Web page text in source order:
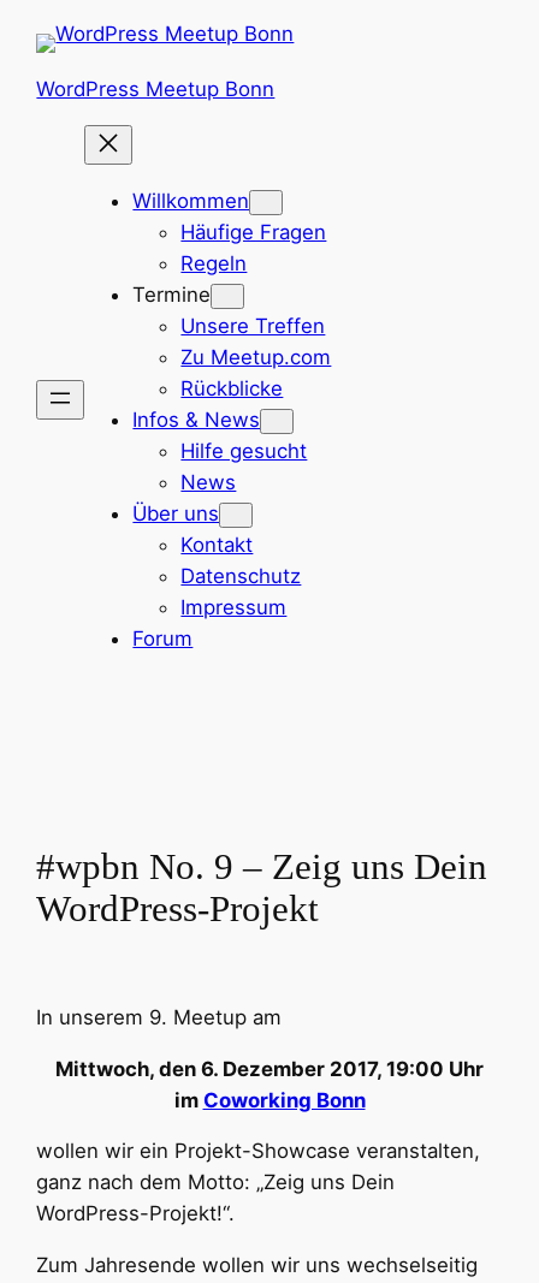
Inhalt
springen
WordPress Meetup Bonn
Willkommen
Häufige Fragen
Regeln
Termine
Unsere Treffen
Zu Meetup.com
Rückblicke
Infos & News
Hilfe gesucht
News
Über uns
Kontakt
Datenschutz
Impressum
Forum
#wpbn No. 9 – Zeig uns Dein
WordPress-Projekt
In unserem 9. Meetup am
Mittwoch, den 6. Dezember 2017, 19:00 Uhr
im Coworking Bonn
wollen wir ein Projekt-Showcase veranstalten,
ganz nach dem Motto: „Zeig uns Dein
WordPress-Projekt!“.
Zum Jahresende wollen wir uns wechselseitig